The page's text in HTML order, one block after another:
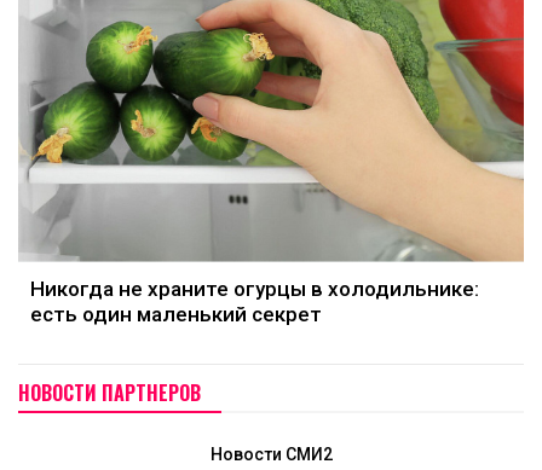
Никогда не храните огурцы в холодильнике:
есть один маленький секрет
НОВОСТИ ПАРТНЕРОВ
Новости СМИ2